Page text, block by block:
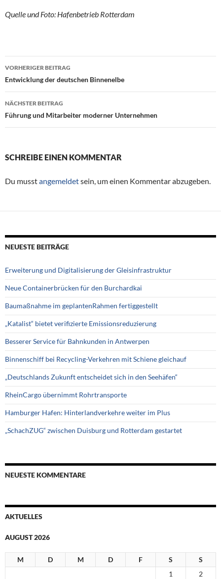
Quelle und Foto: Hafenbetrieb Rotterdam
Beitragsnavigation
VORHERIGER BEITRAG
Entwicklung der deutschen Binnenelbe
NÄCHSTER BEITRAG
Führung und Mitarbeiter moderner Unternehmen
SCHREIBE EINEN KOMMENTAR
Du musstangemeldetsein, um einen Kommentar abzugeben.
NEUESTE BEITRÄGE
Erweiterung und Digitalisierung der Gleisinfrastruktur
Neue Containerbrücken für den Burchardkai
Baumaßnahme im geplantenRahmen fertiggestellt
„Katalist“ bietet verifizierte Emissionsreduzierung
Besserer Service für Bahnkunden in Antwerpen
Binnenschiff bei Recycling-Verkehren mit Schiene gleichauf
„Deutschlands Zukunft entscheidet sich in den Seehäfen“
RheinCargo übernimmt Rohrtransporte
Hamburger Hafen: Hinterlandverkehre weiter im Plus
„SchachZUG“ zwischen Duisburg und Rotterdam gestartet
NEUESTE KOMMENTARE
AKTUELLES
AUGUST 2026
M D M D F S
S
1
2